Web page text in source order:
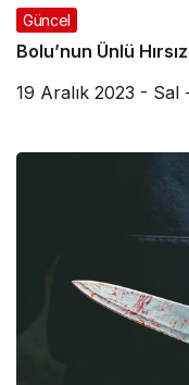
Güncel
Bolu’nun Ünlü
19 Aralık 2023 - Sal